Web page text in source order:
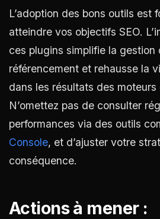
L’adoption des bons outils est
atteindre vos objectifs SEO.
ces plugins simplifie la gestion
référencement et rehausse la
dans les résultats des moteurs
N’omettez pas de consulter
performances via des outils
Console, et d’ajuster votre
conséquence.
Actions à mener :